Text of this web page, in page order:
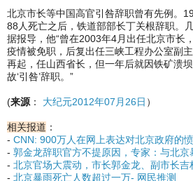
北京市长等中国高官引咎辞职曾有先例。
88人死亡之后，铁道部部长丁关根辞职。
据报导，他“曾在2003年4月出任北京市长
疫情被免职，后复出任三峡工程办公室副
再起，任山西省长，但一年后就因铁矿溃
故‘引咎’辞职。”
(来源 ： 大纪元2012年07月26日 ）
相关报道 ：
- CNN: 900万人在网上表达对北京政府的
- 郭金龙辞职官方不提原因，专家：与北京
- 北京官场大震动，市长郭金龙、副市长吉
- 北京暴雨死亡人数超过一万- 网民推测